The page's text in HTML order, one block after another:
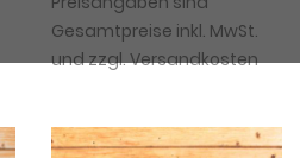
Gesamtpreise inkl. MwSt.
und zzgl.Versandkosten